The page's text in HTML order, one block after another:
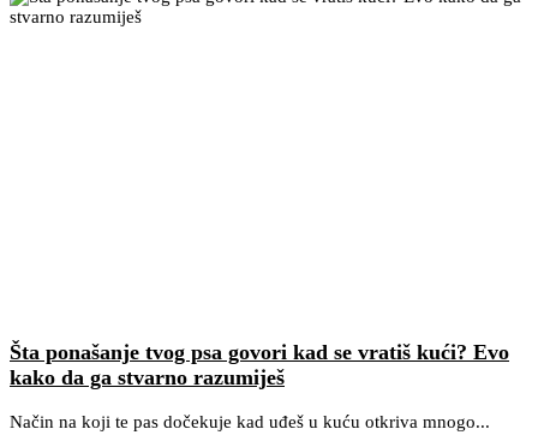
Šta ponašanje tvog psa govori kad se vratiš kući? Evo
kako da ga stvarno razumiješ
Način na koji te pas dočekuje kad uđeš u kuću otkriva mnogo...